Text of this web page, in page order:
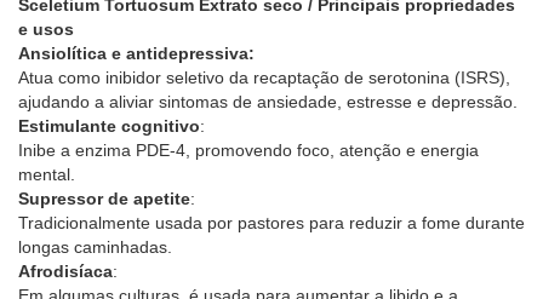
Sceletium Tortuosum Extrato seco / Principais propriedades
e usos
Ansiolítica e antidepressiva:
Atua como inibidor seletivo da recaptação de serotonina (ISRS),
ajudando a aliviar sintomas de ansiedade, estresse e depressão.
Estimulante cognitivo:
Inibe a enzima PDE-4, promovendo foco, atenção e energia
mental.
Supressor de apetite:
Tradicionalmente usada por pastores para reduzir a fome durante
longas caminhadas.
Afrodisíaca: